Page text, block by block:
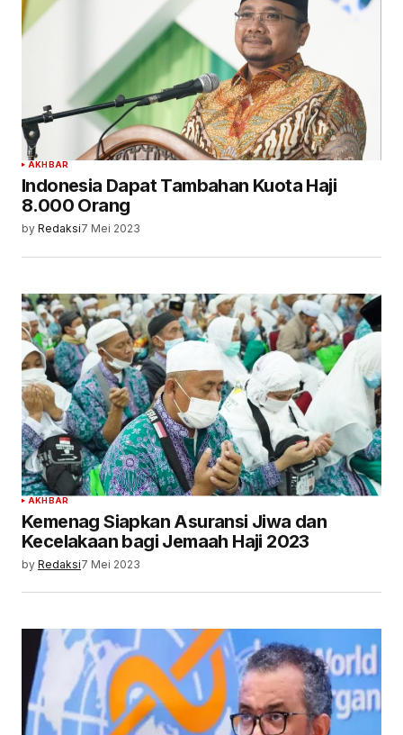
AKHBAR
Indonesia Dapat Tambahan Kuota Haji
8.000 Orang
by Redaksi7 Mei 2023
AKHBAR
Kemenag Siapkan Asuransi Jiwa dan
Kecelakaan bagi Jemaah Haji 2023
by Redaksi7 Mei 2023